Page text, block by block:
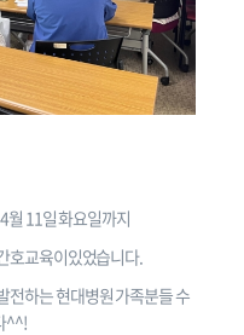
월 11일 화요일까지
호교육이있었습니다.
전하는 현대병원 가족분들 수
^^!